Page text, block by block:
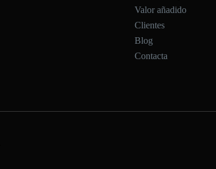
Valor añadido
Clientes
Blog
Contacta